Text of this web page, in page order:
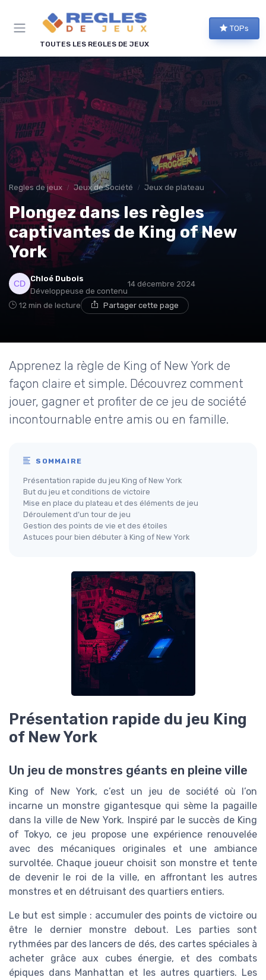
TOUTES LES REGLES DE JEUX
TOPs
Regles de jeux Jeux de Société Jeux de plateau
Plongez dans les règles
captivantes de King of New
York
Chloé Dubois
Développeuse de contenu
14 décembre 2024
12 min de lecture Partager cette page
Apprenez la règle de King of New York de
façon claire et simple. Découvrez comment
jouer, gagner et profiter de ce jeu de société
incontournable entre amis ou en famille.
SOMMAIRE
Présentation rapide du jeu King of New York
But du jeu et conditions de victoire
Mise en place du plateau et des éléments de jeu
Déroulement d’un tour de jeu
Gestion des points de vie et des étoiles
Astuces pour bien débuter à King of New York
Présentation rapide du jeu King
of New York
Un jeu de monstres géants en pleine ville
King of New York, c’est un jeu de société où l’on
incarne un monstre gigantesque qui sème la pagaille
dans la ville de New York. Inspiré par le succès de King
of Tokyo, ce jeu propose une expérience renouvelée
avec des mécaniques originales et une ambiance
survoltée. Chaque joueur choisit son monstre et tente
de devenir le roi de la ville, en affrontant les autres
monstres et en détruisant des quartiers entiers.
Le but est simple : accumuler des points de victoire ou
être le dernier monstre debout. Les parties sont
rythmées par des lancers de dés, des cartes spéciales à
acheter grâce aux cubes énergie, et des combats
épiques dans Manhattan et les autres quartiers. Les